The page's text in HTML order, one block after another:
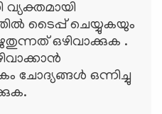
ടൈപ്പ് ചെയ്യുകയും
ഒഴിവാക്കുക .
ചോദ്യങ്ങള്‍ ഒന്നിച്ചു